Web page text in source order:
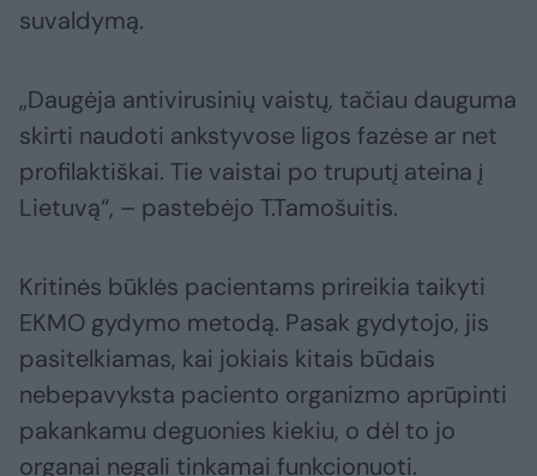
suvaldymą.
„Daugėja antivirusinių vaistų, tačiau dauguma
skirti naudoti ankstyvose ligos fazėse ar net
profilaktiškai. Tie vaistai po truputį ateina į
Lietuvą“, – pastebėjo T.Tamošuitis.
Kritinės būklės pacientams prireikia taikyti
EKMO gydymo metodą. Pasak gydytojo, jis
pasitelkiamas, kai jokiais kitais būdais
nebepavyksta paciento organizmo aprūpinti
pakankamu deguonies kiekiu, o dėl to jo
organai negali tinkamai funkcionuoti.